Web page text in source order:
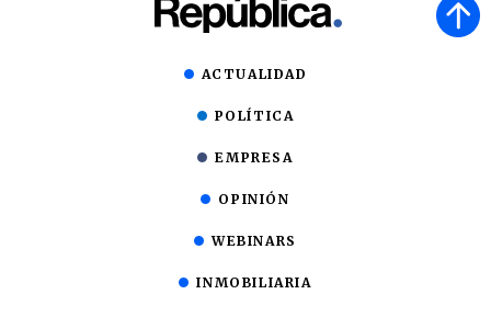
ACTUALIDAD
POLÍTICA
EMPRESA
OPINIÓN
WEBINARS
INMOBILIARIA